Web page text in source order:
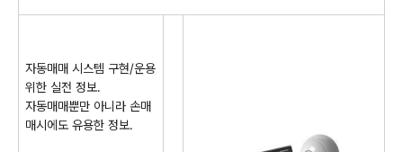
자동매매 시스템 구현/운용
위한 실전 정보.
자동매매뿐만 아니라 손매
매시에도 유용한 정보.